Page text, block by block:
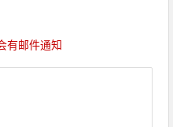
有邮件通知